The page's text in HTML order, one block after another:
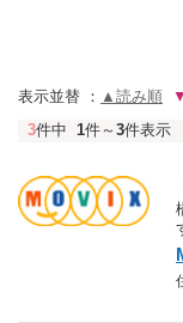
表示並替 ： ▲読み順
3件中 1件～ 3件表示